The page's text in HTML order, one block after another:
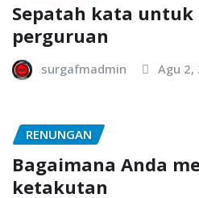
Sepatah kata untuk
perguruan
surgafmadmin Agu 2,
RENUNGAN
Bagaimana Anda
ketakutan